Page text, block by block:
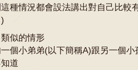
種情況都會設法講出對自己比較
似的情形
個小弟弟(以下簡稱A)跟另一個
道